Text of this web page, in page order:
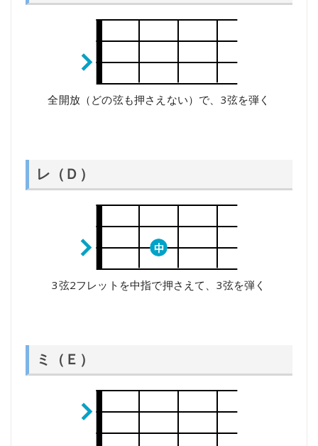
全開放（どの弦も押さえない）で、3弦を弾く
レ（Ｄ）
3弦2フレットを中指で押さえて、3弦を弾く
ミ（Ｅ）